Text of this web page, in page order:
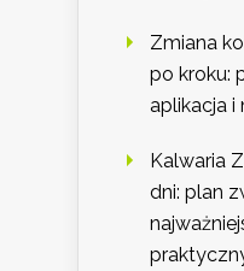
Zmiana
po kroku:
aplikacja i
Kalwaria
dni: plan